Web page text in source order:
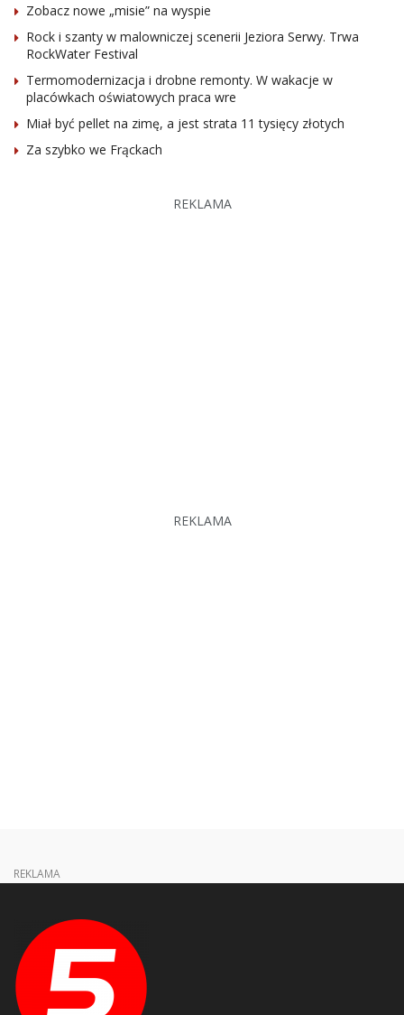
Zobacz nowe „misie” na wyspie
Rock i szanty w malowniczej scenerii Jeziora Serwy. Trwa
RockWater Festival
Termomodernizacja i drobne remonty. W wakacje w
placówkach oświatowych praca wre
Miał być pellet na zimę, a jest strata 11 tysięcy złotych
Za szybko we Frąckach
REKLAMA
REKLAMA
REKLAMA